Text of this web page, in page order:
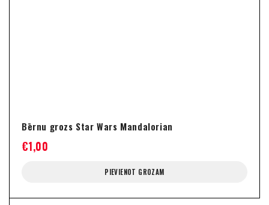
Bērnu grozs Star Wars Mandalorian
€1,00
PIEVIENOT GROZAM